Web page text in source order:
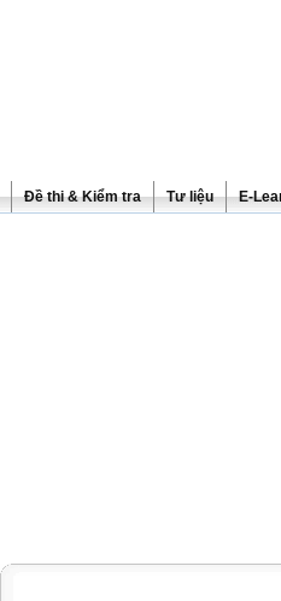
Đề thi & Kiểm tra Tư liệu E-